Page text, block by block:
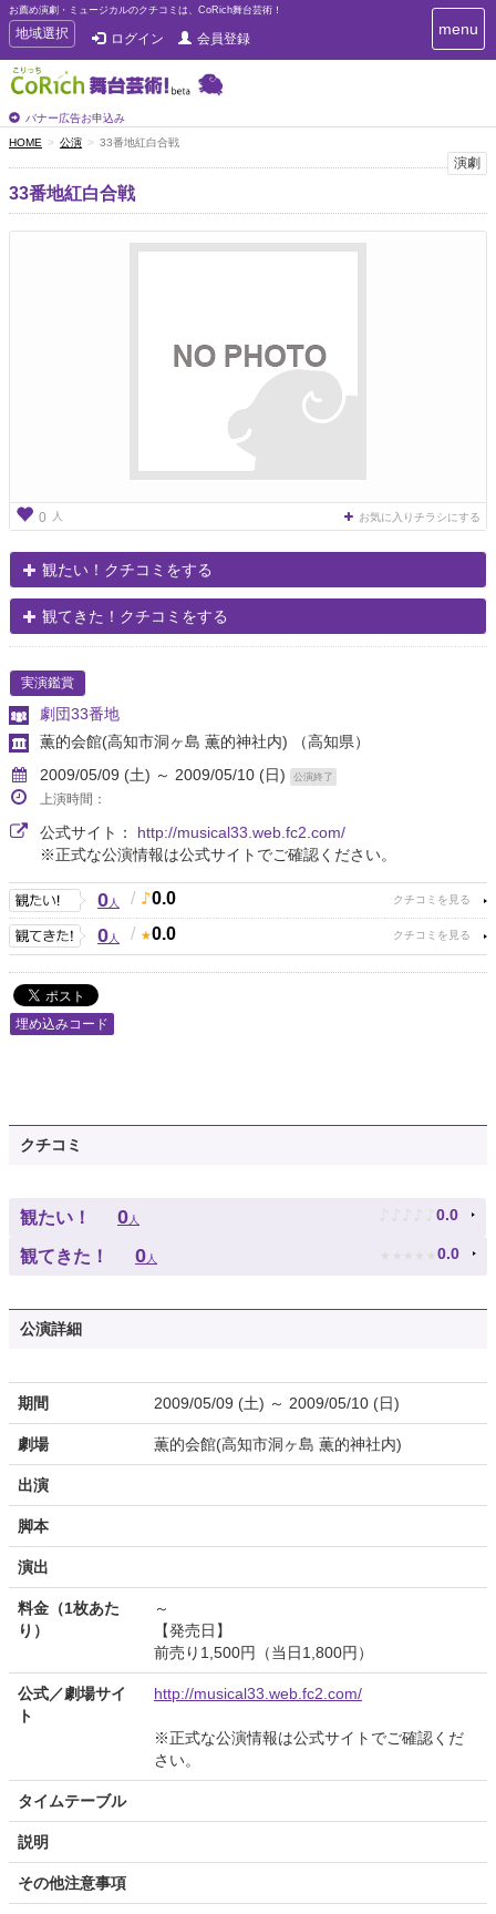
お薦め演劇・ミュージカルのクチコミは、CoRich舞台芸術！
T
o
g
g
e
n
a
v
i
地域選択 ログイン 会員登録
バナー広告お申込み
T
o
i
menu
HOME 公演 33番地紅白合戦
演劇
33番地紅白合戦
0 人 お気に入りチラシにする
観たい！クチコミをする
観てきた！クチコミをする
実演鑑賞
劇団33番地
薫的会館(高知市洞ヶ島 薫的神社内)
（高知県）
2009/05/09 (土) ～ 2009/05/10 (日)
公演終了
上演時間：
公式サイト： http://musical33.web.fc2.com/
※正式な公演情報は公式サイトでご確認ください。
0人 / 0.0
0人 / 0.0
埋め込みコード
クチコミ
観たい！ 0人 ♪ ♪ ♪ ♪ ♪ 0.0
観てきた！ 0人 ★ ★ ★ ★ ★ 0.0
公演詳細
期間 2009/05/09 (土) ～ 2009/05/10 (日)
劇場 薫的会館(高知市洞ヶ島 薫的神社内)
出演
脚本
演出
料金（1枚あた
り）
～
【発売日】
前売り1,500円（当日1,800円）
公式／劇場サイ
ト
http://musical33.web.fc2.com/
※正式な公演情報は公式サイトでご確認くだ
さい。
タイムテーブル
説明
その他注意事項